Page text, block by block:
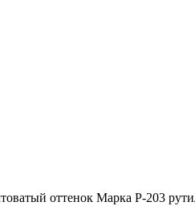
оттенок Марка Р-203